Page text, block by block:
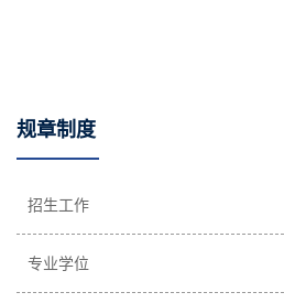
规章制度
招生工作
专业学位